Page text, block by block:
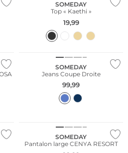
SOMEDAY
Top « Kaethi »
19,99
SOMEDAY
Jeans Coupe Droite
99,99
SOMEDAY
Pantalon large CENYA RESORT